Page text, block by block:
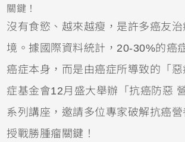
關鍵！
沒有食慾、越來越瘦，是許多癌友
境。據國際資料統計，20-30%的癌
癌症本身，而是由癌症所導致的「
症基金會12月盛大舉辦「抗癌防惡
系列講座，邀請多位專家破解抗癌
授戰勝腫瘤關鍵！